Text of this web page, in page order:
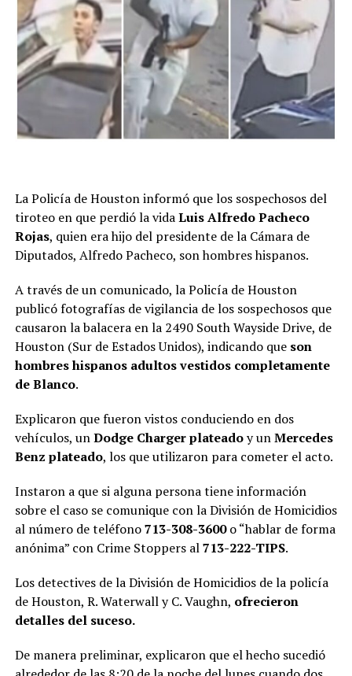
La Policía de Houston informó que los sospechosos del
tiroteo en que perdió la vidaLuis Alfredo Pacheco
Rojas, quien era hijo del presidente de la Cámara de
Diputados, Alfredo Pacheco, son hombres hispanos.
A través de un comunicado, la Policía de Houston
publicó fotografías de vigilancia de los sospechosos que
causaron la balacera en la 2490 South Wayside Drive, de
Houston (Sur de Estados Unidos), indicando que son
hombres hispanos adultosvestidos completamente
de Blanco.
Explicaron que fueron vistos conduciendo en dos
vehículos, unDodge Charger plateadoy unMercedes
Benz plateado, los que utilizaron para cometer el acto.
Instaron a que si alguna persona tiene información
sobre el caso se comunique con la División de Homicidios
al número de teléfono713-308-3600o “hablar de forma
anónima” con Crime Stoppers al713-222-TIPS.
Los detectives de la División de Homicidios de la policía
de Houston, R. Waterwall y C. Vaughn, ofrecieron
detalles del suceso.
De manera preliminar, explicaron que el hecho sucedió